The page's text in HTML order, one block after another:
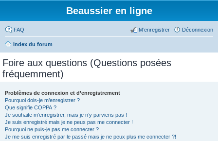
Beaussier en ligne
FAQ Déconnexion
M’enregistrer
Index du forum
Foire aux questions (Questions posées
fréquemment)
Problèmes de connexion et d’enregistrement
Pourquoi dois-je m’enregistrer ?
Que signifie COPPA ?
Je souhaite m’enregistrer, mais je n’y parviens pas !
Je suis enregistré mais je ne peux pas me connecter !
Pourquoi ne puis-je pas me connecter ?
Je me suis enregistré par le passé mais je ne peux plus me connecter ?!